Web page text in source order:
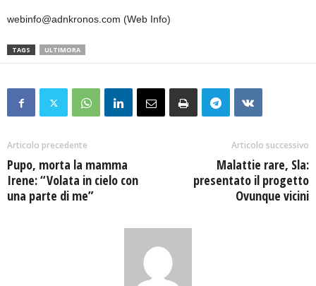
webinfo@adnkronos.com (Web Info)
TAGS ULTIMORA
Articolo precedente
Pupo, morta la mamma
Irene: “Volata in cielo con
una parte di me”
Articolo successivo
Malattie rare, Sla:
presentato il progetto
Ovunque vicini